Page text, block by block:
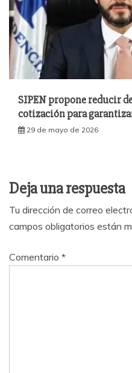
SIPEN propone reducir
cotización para
29 de mayo de 2026
Deja una respuesta
Tu dirección de correo
campos obligatorios están
Comentario *